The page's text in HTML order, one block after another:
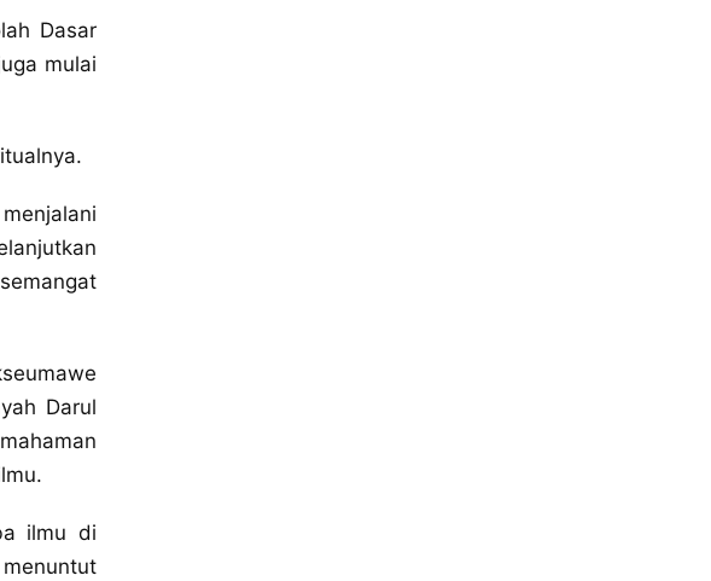
Dasar
mulai
Darul
ilmu di